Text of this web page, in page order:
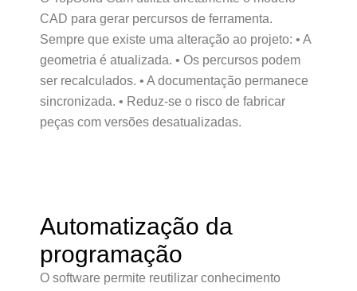
CAD para gerar percursos de ferramenta.
Sempre que existe uma alteração ao projeto: • A
geometria é atualizada. • Os percursos podem
ser recalculados. • A documentação permanece
sincronizada. • Reduz-se o risco de fabricar
peças com versões desatualizadas.
Automatização da
programação
O software permite reutilizar conhecimento